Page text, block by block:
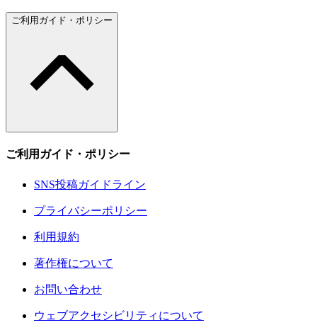
ご利用ガイド・ポリシー
ご利用ガイド・ポリシー
SNS投稿ガイドライン
プライバシーポリシー
利用規約
著作権について
お問い合わせ
ウェブアクセシビリティについて